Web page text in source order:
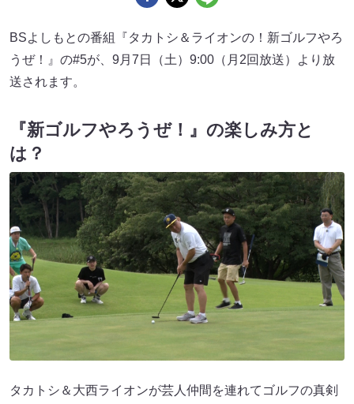
BSよしもとの番組『タカトシ＆ライオンの！新ゴルフやろ
うぜ！』の#5が、9月7日（土）9:00（月2回放送）より放
送されます。
『新ゴルフやろうぜ！』の楽しみ方と
は？
タカトシ＆大西ライオンが芸人仲間を連れてゴルフの真剣